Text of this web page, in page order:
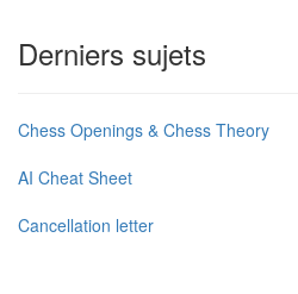
Derniers sujets
Chess Openings & Chess Theory
AI Cheat Sheet
Cancellation letter